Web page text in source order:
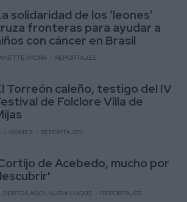
solidaridad de los ‘leones’
fronteras para ayudar a
con cáncer en Brasil
AYORA REPORTAJES
Torreón caleño, testigo del IV
de Folclore Villa de
GÓMEZ REPORTAJES
de Acebedo, mucho por
LAGO | NURIA LUQUE REPORTAJES